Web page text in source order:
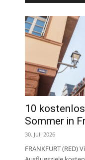
10
Sommer in
30. Juli 2026
FRANKFURT (RED)